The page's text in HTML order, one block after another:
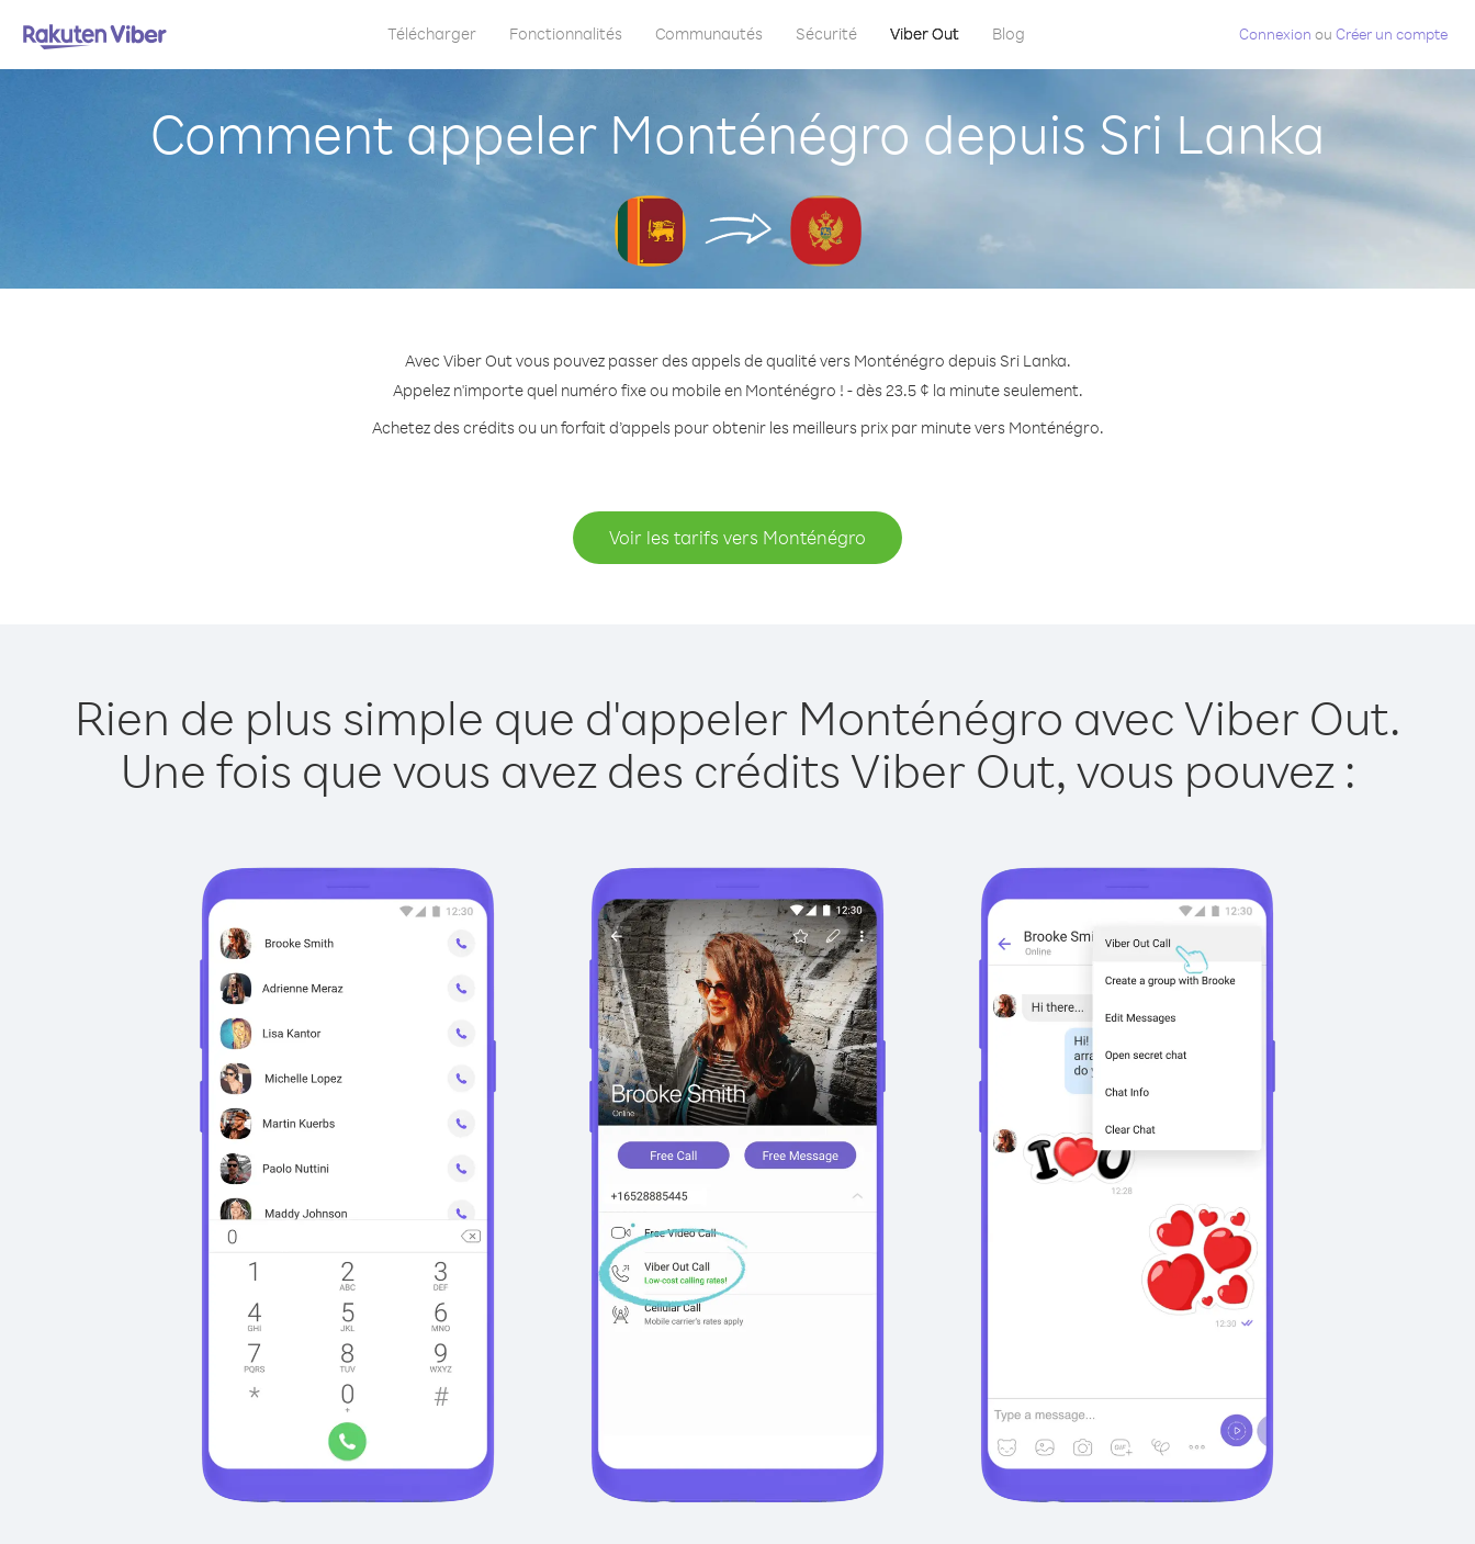
Télécharger Fonctionnalités Communautés Sécurité Viber Out Blog Connexion ou Créer un compte
Comment appeler Monténégro depuis Sri Lanka
Avec Viber Out vous pouvez passer des appels de qualité vers Monténégro depuis Sri Lanka.
Appelez n'importe quel numéro fixe ou mobile en Monténégro ! - dès 23.5 ¢ la minute seulement.
Achetez des crédits ou un forfait d’appels pour obtenir les meilleurs prix par minute vers Monténégro.
Voir les tarifs vers Monténégro
Rien de plus simple que d'appeler Monténégro avec Viber Out.
Une fois que vous avez des crédits Viber Out, vous pouvez :